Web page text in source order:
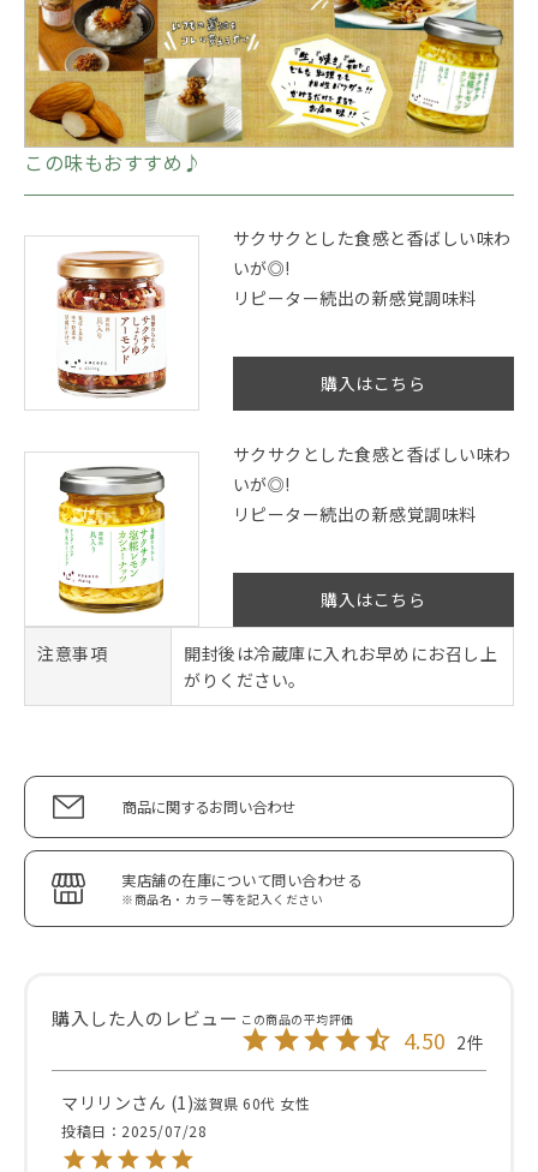
この味もおすすめ♪
サクサクとした食感と香ばしい味わ
いが◎!
リピーター続出の新感覚調味料
購入はこちら
サクサクとした食感と香ばしい味わ
いが◎!
リピーター続出の新感覚調味料
購入はこちら
注意事項
開封後は冷蔵庫に入れお早めにお召し上
がりください。
商品に関するお問い合わせ
実店舗の在庫について問い合わせる
※商品名・カラー等を記入ください
4.50 2
マリリン 1 滋賀県 60代 女性
投稿日
2025/07/28